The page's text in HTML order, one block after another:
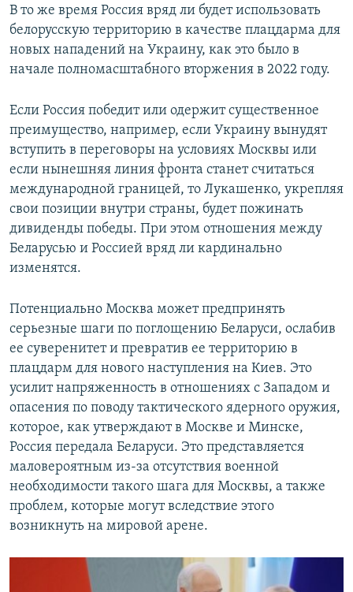
В то же время Россия вряд ли будет использовать
белорусскую территорию в качестве плацдарма для
новых нападений на Украину, как это было в
начале полномасштабного вторжения в 2022 году.
Если Россия победит или одержит существенное
преимущество, например, если Украину вынудят
вступить в переговоры на условиях Москвы или
если нынешняя линия фронта станет считаться
международной границей, то Лукашенко, укрепляя
свои позиции внутри страны, будет пожинать
дивиденды победы. При этом отношения между
Беларусью и Россией вряд ли кардинально
изменятся.
Потенциально Москва может предпринять
серьезные шаги по поглощению Беларуси, ослабив
ее суверенитет и превратив ее территорию в
плацдарм для нового наступления на Киев. Это
усилит напряженность в отношениях с Западом и
опасения по поводу тактического ядерного оружия,
которое, как утверждают в Москве и Минске,
Россия передала Беларуси. Это представляется
маловероятным из-за отсутствия военной
необходимости такого шага для Москвы, а также
проблем, которые могут вследствие этого
возникнуть на мировой арене.